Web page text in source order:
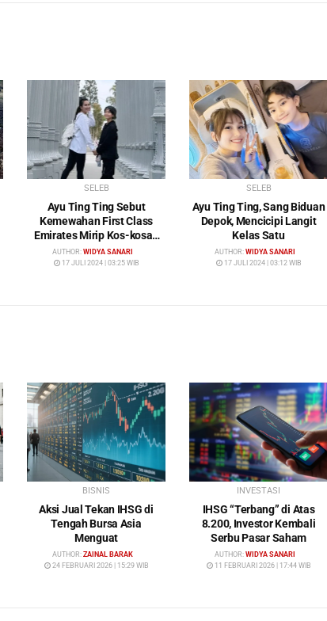
SELEB
Ayu Ting Ting Sebut
Kemewahan First Class
Emirates Mirip Kos-kosan
Mewah
AUTHOR: WIDYA SANARI
17 JULI 2024 | 03:25 WIB
SELEB
Ayu Ting Ting, Sang Biduan
Depok, Mencicipi Langit
Kelas Satu
AUTHOR: WIDYA SANARI
17 JULI 2024 | 03:12 WIB
BISNIS
Aksi Jual Tekan IHSG di
Tengah Bursa Asia
Menguat
AUTHOR: ZAINAL BARAK
24 FEBRUARI 2026 | 15:29 WIB
INVESTASI
IHSG “Terbang” di Atas
8.200, Investor Kembali
Serbu Pasar Saham
AUTHOR: WIDYA SANARI
11 FEBRUARI 2026 | 17:44 WIB